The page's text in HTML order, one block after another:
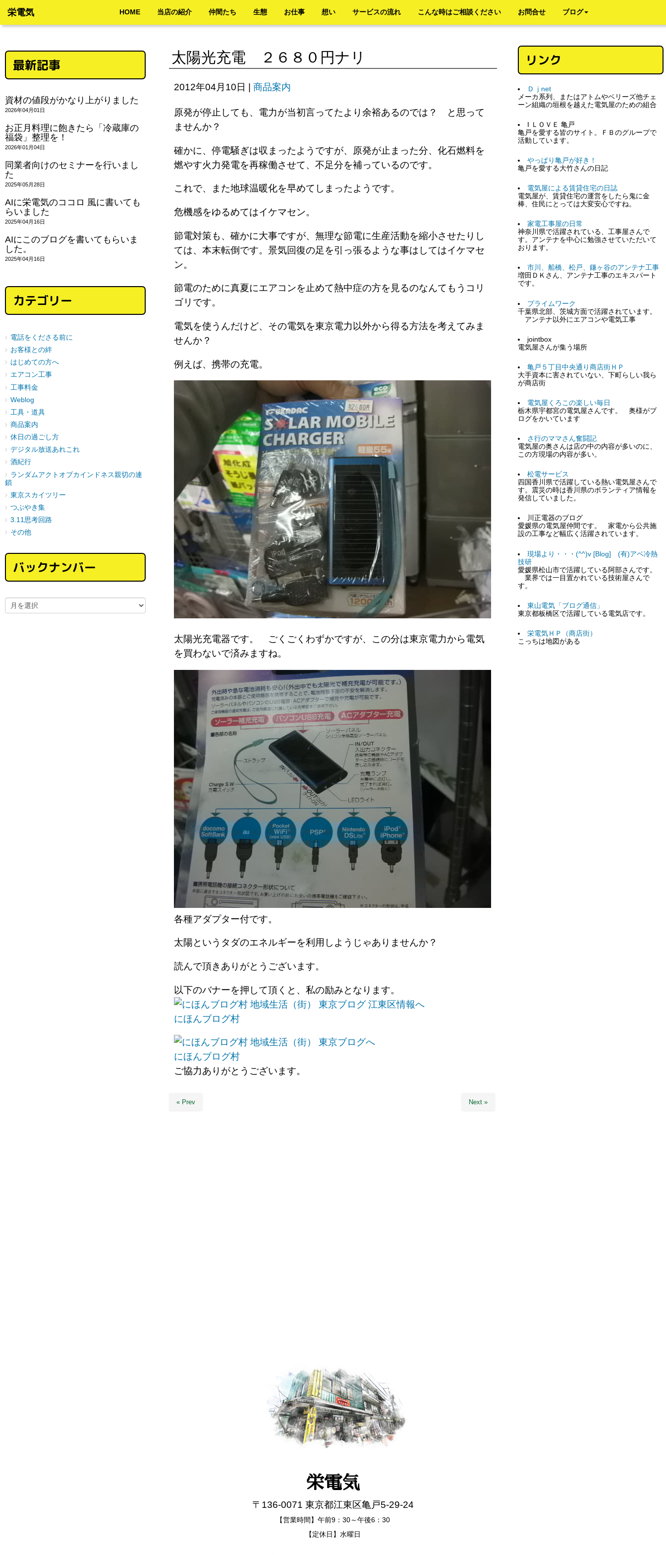
栄電気 HOME 当店の紹介 仲間たち 生態 お仕事 想い サービスの流れ こんな時はご相談ください お問合せ ブログ
太陽光充電 ２６８０円ナリ
2012年04月10日 商品案内
原発が停止しても、電力が当初言ってたより余裕あるのでは？ と思って
ませんか？
確かに、停電騒ぎは収まったようですが、原発が止まった分、化石燃料を
燃やす火力発電を再稼働させて、不足分を補っているのです。
これで、また地球温暖化を早めてしまったようです。
危機感をゆるめてはイケマセン。
節電対策も、確かに大事ですが、無理な節電に生産活動を縮小させたりし
ては、本末転倒です。景気回復の足を引っ張るような事はしてはイケマセ
ン。
節電のために真夏にエアコンを止めて熱中症の方を見るのなんてもうコリ
ゴリです。
電気を使うんだけど、その電気を東京電力以外から得る方法を考えてみま
せんか？
例えば、携帯の充電。
太陽光充電器です。 ごくごくわずかですが、この分は東京電力から電気
を買わないで済みますね。
各種アダプター付です。
太陽というタダのエネルギーを利用しようじゃありませんか？
読んで頂きありがとうございます。
以下のバナーを押して頂くと、私の励みとなります。
にほんブログ村
にほんブログ村
ご協力ありがとうございます。
« Prev Next »
最新記事
資材の値段がかなり上がりました
2026年04月01日
お正月料理に飽きたら「冷蔵庫の
福袋」整理を！
2026年01月04日
同業者向けのセミナーを行いまし
た
2025年05月28日
AIに栄電気のココロ 風に書いても
らいました
2025年04月16日
AIにこのブログを書いてもらいま
した。
2025年04月16日
カテゴリー
電話をくださる前に
お客様との絆
はじめての方へ
エアコン工事
工事料金
Weblog
工具・道具
商品案内
休日の過ごし方
デジタル放送あれこれ
酒紀行
ランダムアクトオブカインドネス親切の連
鎖
東京スカイツリー
つぶやき集
3.11思考回路
その他
バックナンバー
リンク
Ｄｊnet
メーカ系列、またはアトムやベリーズ他チェ
ーン組織の垣根を越えた電気屋のための組合
I ＬＯＶＥ 亀戸
亀戸を愛する皆のサイト。ＦＢのグループで
活動しています。
やっぱり亀戸が好き！
亀戸を愛する大竹さんの日記
電気屋による賃貸住宅の日誌
電気屋が、賃貸住宅の運営をしたら鬼に金
棒、住民にとっては大変安心ですね。
家電工事屋の日常
神奈川県で活躍されている、工事屋さんで
す。アンテナを中心に勉強させていただいて
おります。
市川、船橋、松戸、鎌ヶ谷のアンテナ工事
増田ＤＫさん、アンテナ工事のエキスパート
です。
プライムワーク
千葉県北部、茨城方面で活躍されています。
アンテナ以外にエアコンや電気工事
jointbox
電気屋さんが集う場所
亀戸５丁目中央通り商店街ＨＰ
大手資本に害されていない、下町らしい我ら
が商店街
電気屋くろこの楽しい毎日
栃木県宇都宮の電気屋さんです。 奥様がブ
ログをかいています
さ行のママさん奮闘記
電気屋の奥さんは店の中の内容が多いのに、
この方現場の内容が多い。
松電サービス
四国香川県で活躍している熱い電気屋さんで
す。震災の時は香川県のボランティア情報を
発信していました。
川正電器のブログ
愛媛県の電気屋仲間です。 家電から公共施
設の工事など幅広く活躍されています。
現場より・・・(^^)v [Blog] (有)アベ冷熱
技研
愛媛県松山市で活躍している阿部さんです。
業界では一目置かれている技術屋さんで
す。
東山電気「ブログ通信」
東京都板橋区で活躍している電気店です。
栄電気ＨＰ（商店街）
こっちは地図がある
栄電気
〒136-0071 東京都江東区亀戸5-29-24
【営業時間】午前9：30～午後6：30
【定休日】水曜日